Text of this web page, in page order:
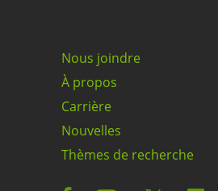
Nous joindre
À propos
Carrière
Nouvelles
Thèmes de recherche